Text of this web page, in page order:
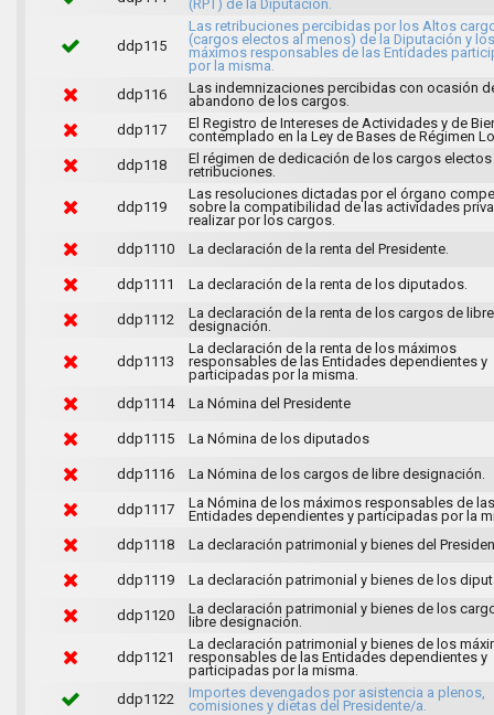
(RPT) de la Diputación.
ddp115
Las retribuciones percibidas por los Altos
(cargos electos al menos) de la Diputación y los
máximos responsables de las Entidades
por la misma.
ddp116
Las indemnizaciones percibidas con ocasión
abandono de los cargos.
ddp117
El Registro de Intereses de Actividades y de
contemplado en la Ley de Bases de Régimen
ddp118
El régimen de dedicación de los cargos electos
retribuciones.
ddp119
Las resoluciones dictadas por el órgano
sobre la compatibilidad de las actividades
realizar por los cargos.
ddp1110
La declaración de la renta del Presidente.
ddp1111 La declaración de la renta de los diputados.
ddp1112
La declaración de la renta de los cargos de libre
designación.
ddp1113
La declaración de la renta de los máximos
responsables de las Entidades dependientes y
participadas por la misma.
ddp1114
La Nómina del Presidente
ddp1115 La Nómina de los diputados
ddp1116 La Nómina de los cargos de libre designación.
ddp1117
La Nómina de los máximos responsables de las
Entidades dependientes y participadas por la
ddp1118
La declaración patrimonial y bienes del
ddp1119 La declaración patrimonial y bienes de los
ddp1120
La declaración patrimonial y bienes de los
libre designación.
ddp1121
La declaración patrimonial y bienes de los
responsables de las Entidades dependientes y
participadas por la misma.
ddp1122
Importes devengados por asistencia a plenos,
comisiones y dietas del Presidente/a.